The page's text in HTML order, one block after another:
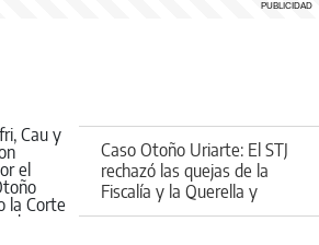
Caso Otoño Uriarte: El STJ
rechazó las quejas de la
Fiscalía y la Querella y
confirmó las absoluciones